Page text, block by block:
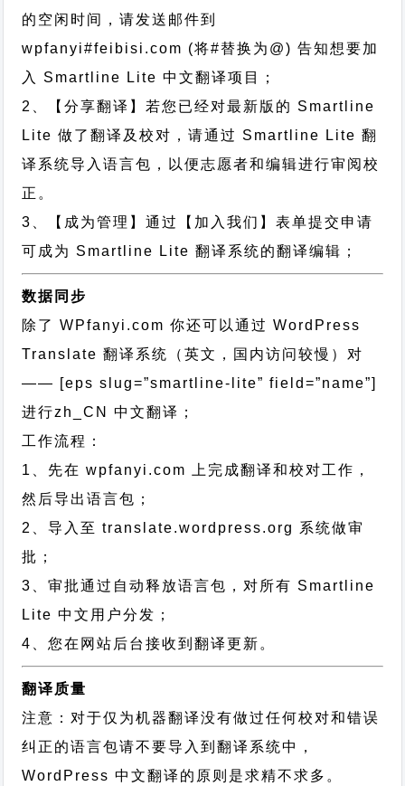
的空闲时间，请发送邮件到
wpfanyi#feibisi.com (将#替换为@) 告知想要加
入 Smartline Lite 中文翻译项目；
2、【分享翻译】若您已经对最新版的 Smartline
Lite 做了翻译及校对，请通过 Smartline Lite 翻
译系统导入语言包，以便志愿者和编辑进行审阅校
正。
3、【成为管理】通过【加入我们】表单提交申请
可成为 Smartline Lite 翻译系统的翻译编辑；
数据同步
除了 WPfanyi.com 你还可以通过WordPress
Translate 翻译系统（英文，国内访问较慢）对
—— [eps slug=”smartline-lite” field=”name”]
进行zh_CN
中文翻译；
工作流程：
1、先在 wpfanyi.com 上完成翻译和校对工作，
然后导出语言包；
2、导入至 translate.wordpress.org 系统做审
批；
3、审批通过自动释放语言包，对所有 Smartline
Lite 中文用户分发；
4、您在网站后台接收到翻译更新。
翻译质量
注意：对于仅为机器翻译没有做过任何校对和错误
纠正的语言包请不要导入到翻译系统中，
WordPress 中文翻译的原则 是求精不求多。